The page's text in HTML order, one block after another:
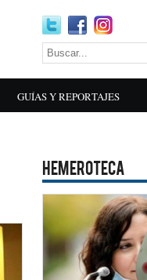
GUÍAS Y REPORTAJES
HEMEROTECA